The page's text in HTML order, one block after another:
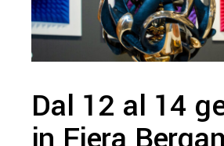
Dal 12 al 14